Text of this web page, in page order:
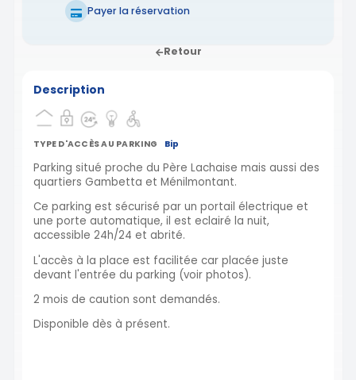
Payer la réservation
Retour
Description
TYPE D'ACCÈS AU PARKING Bip
Parking situé proche du Père Lachaise mais aussi des
quartiers Gambetta et Ménilmontant.
Ce parking est sécurisé par un portail électrique et
une porte automatique, il est eclairé la nuit,
accessible 24h/24 et abrité.
L'accès à la place est facilitée car placée juste
devant l'entrée du parking (voir photos).
2 mois de caution sont demandés.
Disponible dès à présent.